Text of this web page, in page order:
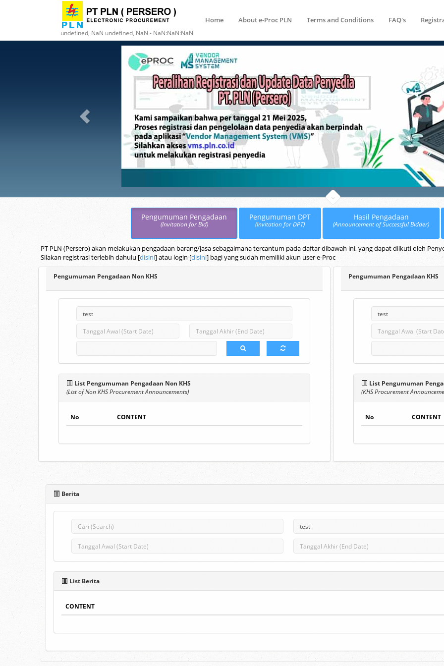
undefined, NaN undefined, NaN - NaN:NaN:NaN
Home About e-Proc PLN Terms and Conditions FAQ's
Pengumuman Pengadaan
(Invitation for Bid)
Pengumuman DPT
(Invitation for DPT)
Hasil Pengadaan
(Announcement of Successful Bidder)
PT PLN (Persero) akan melakukan pengadaan barang/jasa sebagaimana tercantum pada daftar dibawah ini, yang dapat diikuti oleh
Silakan registrasi terlebih dahulu [disini] atau login [disini] bagi yang sudah memiliki akun user e-Proc
Pengumuman Pengadaan Non KHS
List Pengumuman Pengadaan Non KHS
(List of Non KHS Procurement Announcements)
No CONTENT
Pengumuman Pengadaan KHS
List Pengumuman
(KHS Procurement
No CONTENT
Berita
List Berita
CONTENT